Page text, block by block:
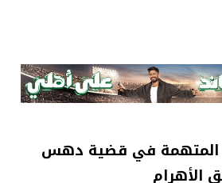
المتهمة في قضية دهس
الأهرام